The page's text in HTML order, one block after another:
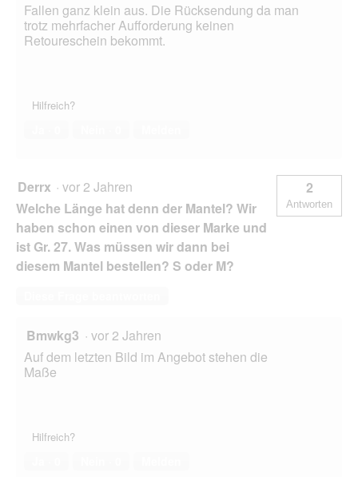
Fallen ganz klein aus. Die Rücksendung da man
trotz mehrfacher Aufforderung keinen
Retoureschein bekommt.
Hilfreich?
Derrx · vor 2 Jahren
Welche Länge hat denn der Mantel? Wir
haben schon einen von dieser Marke und
ist Gr. 27. Was müssen wir dann bei
diesem Mantel bestellen? S oder M?
2
Antworten
Bmwkg3 · vor 2 Jahren
Auf dem letzten Bild im Angebot stehen die
Maße
Hilfreich?